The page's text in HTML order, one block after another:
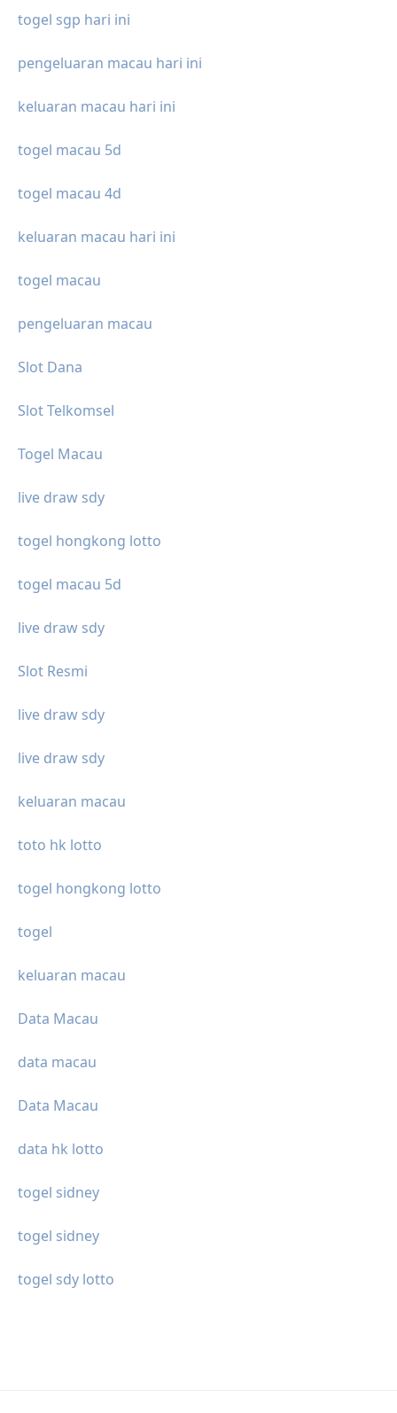
togel sgp hari ini
pengeluaran macau hari ini
keluaran macau hari ini
togel macau 5d
togel macau 4d
keluaran macau hari ini
togel macau
pengeluaran macau
Slot Dana
Slot Telkomsel
Togel Macau
live draw sdy
togel hongkong lotto
togel macau 5d
live draw sdy
Slot Resmi
live draw sdy
live draw sdy
keluaran macau
toto hk lotto
togel hongkong lotto
togel
keluaran macau
Data Macau
data macau
Data Macau
data hk lotto
togel sidney
togel sidney
togel sdy lotto